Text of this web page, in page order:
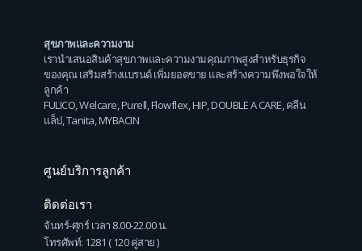
สุขภาพและความงาม
เรานำเสนอสินค้าสุขภาพและความงามคุณภาพสูงสำหรับธุรกิจ
ของคุณ เสริมสร้างแบรนด์ เพิ่มยอดขาย และสร้างความพึงพอใจให้
ลูกค้า
FULICO Welcare Purell Flowflex HIP DOUBLE A CARE คลีน
แล็ป, Tanita MYBACIN
ศูนย์บริการลูกค้า
ติดต่อเรา
จันทร์-ศุกร์ เวลา 8.00-22.00 น.
โทรศัพท์: 1281 ( 120 คู่สาย )